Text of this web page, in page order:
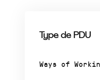
Type de PDU
Ways of